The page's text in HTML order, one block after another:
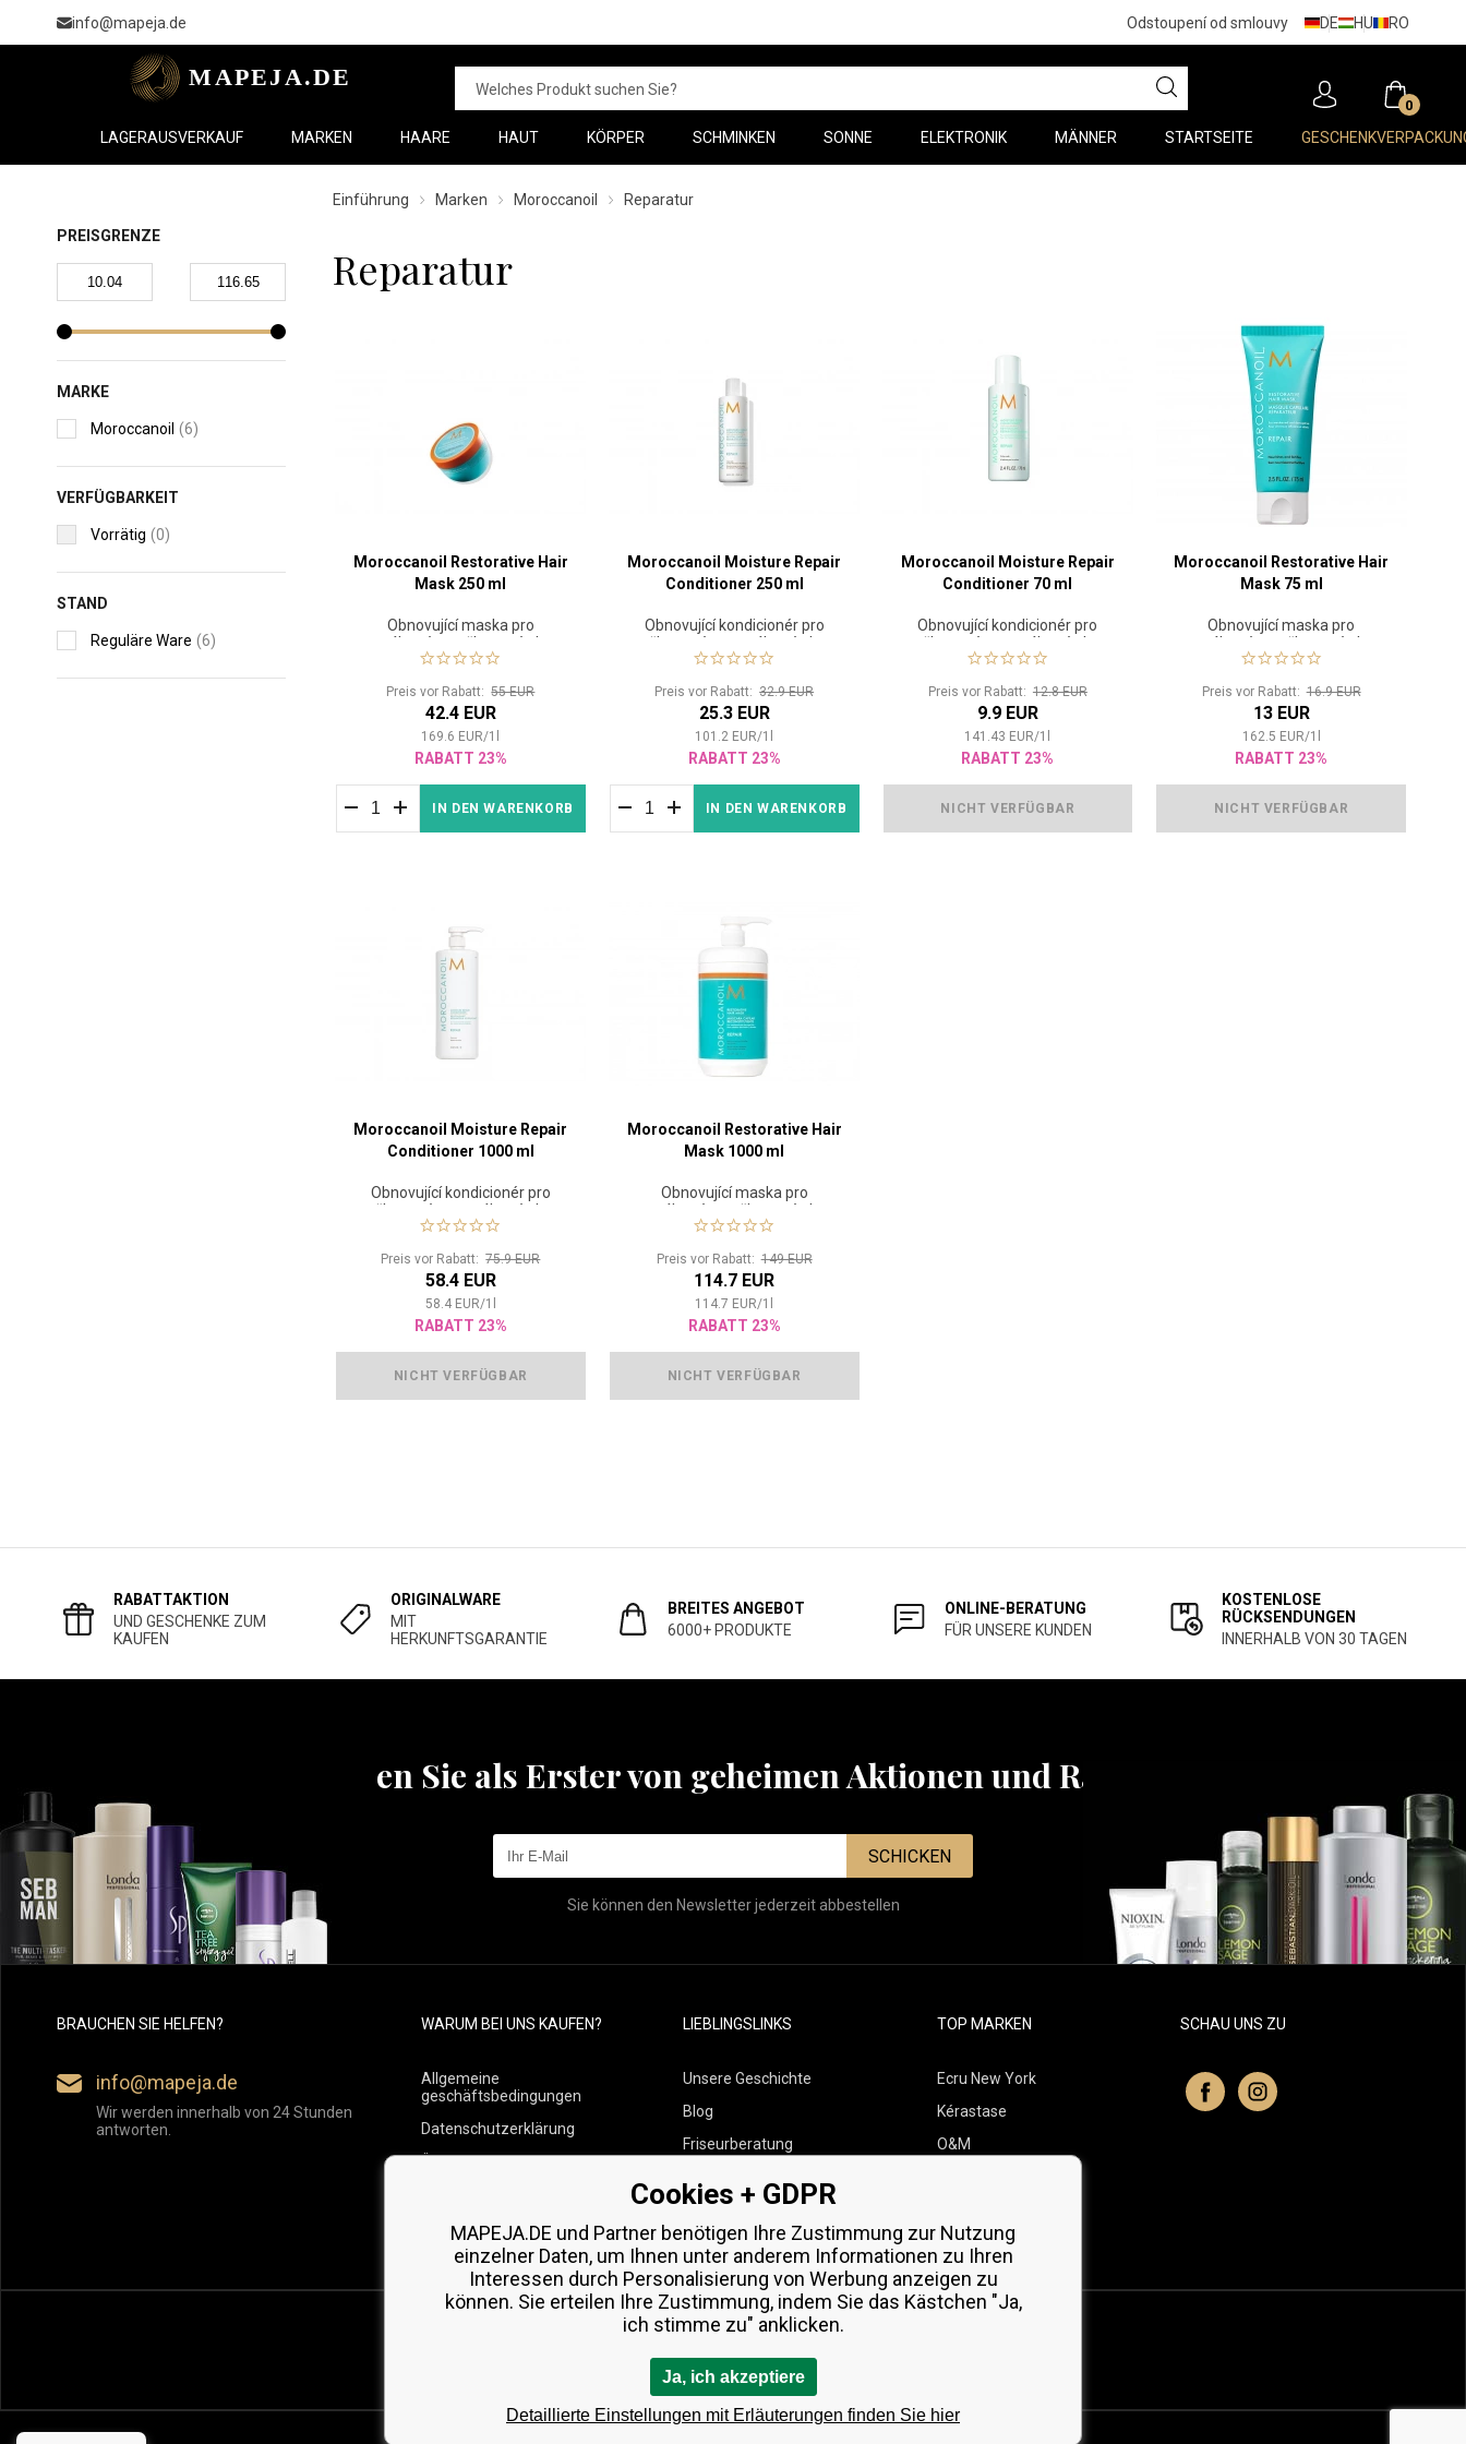
info@mapeja.de Odstoupení od smlouvy DE HU RO
0
LAGERAUSVERKAUF MARKEN HAARE HAUT KÖRPER SCHMINKEN SONNE ELEKTRONIK MÄNNER STARTSEITE
PREISGRENZE
MARKE
Moroccanoil (6)
VERFÜGBARKEIT
Vorrätig (0)
STAND
Reguläre Ware (6)
Einführung Marken Moroccanoil Reparatur
Reparatur
Moroccanoil Restorative Hair
Mask 250 ml
Obnovující maska pro
namáhané a poškozené vlasy
Preis vor Rabatt:55 EUR
42.4 EUR
169.6 EUR/1
RABATT 23%
IN DEN WARENKORB
Moroccanoil Moisture Repair
Conditioner 250 ml
Obnovující kondicionér pro
poškozené a namáhané vlasy
Preis vor Rabatt:32.9 EUR
25.3 EUR
101.2 EUR/1
RABATT 23%
IN DEN WARENKORB
Moroccanoil Moisture Repair
Conditioner 70 ml
Obnovující kondicionér pro
poškozené a namáhané vlasy
Preis vor Rabatt: 12.8 EUR
9.9 EUR
141.43 EUR/1
RABATT 23%
NICHT VERFÜGBAR
Moroccanoil Restorative Hair
Mask 75 ml
Obnovující maska pro
namáhané a poškozené vlasy
Preis vor Rabatt:16.9 EUR
13 EUR
162.5 EUR/1
RABATT 23%
NICHT VERFÜGBAR
Moroccanoil Moisture Repair
Conditioner 1000 ml
Obnovující kondicionér pro
poškozené a namáhané vlasy
Preis vor Rabatt:75.9 EUR
58.4 EUR
58.4 EUR/1
RABATT 23%
NICHT VERFÜGBAR
Moroccanoil Restorative Hair
Mask 1000 ml
Obnovující maska pro
namáhané a poškozené vlasy
Preis vor Rabatt:149 EUR
114.7 EUR
114.7 EUR/1
RABATT 23%
NICHT VERFÜGBAR
RABATTAKTION
UND GESCHENKE ZUM
KAUFEN
ORIGINALWARE
MIT
HERKUNFTSGARANTIE
BREITES ANGEBOT
6000+ PRODUKTE
ONLINE-BERATUNG
FÜR UNSERE KUNDEN
KOSTENLOSE
RÜCKSENDUNGEN
INNERHALB VON 30 TAGEN
Erfahren Sie als Erster von geheimen Aktionen und Rabatten
SCHICKEN
Sie können den Newsletter jederzeit abbestellen
BRAUCHEN SIE HELFEN?
info@mapeja.de
Wir werden innerhalb von 24 Stunden
antworten.
WARUM BEI UNS KAUFEN?
Allgemeine
geschäftsbedingungen
Datenschutzerklärung
Übersicht über Zahlungen und
LIEBLINGSLINKS
Unsere Geschichte
Blog
Friseurberatung
Kostenlose Produktproben
TOP MARKEN
Ecru New York
Kérastase
O&M
Zenz Organic
SCHAU UNS ZU
Cookies + GDPR
MAPEJA.DE und Partner benötigen Ihre Zustimmung zur Nutzung
einzelner Daten, um Ihnen unter anderem Informationen zu Ihren
Interessen durch Personalisierung von Werbung anzeigen zu
können. Sie erteilen Ihre Zustimmung, indem Sie das Kästchen "Ja,
ich stimme zu" anklicken.
Ja, ich akzeptiere
Detaillierte Einstellungen mit Erläuterungen finden Sie hier